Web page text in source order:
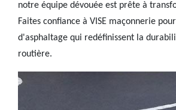
notre équipe dévouée est prête à
Faites confiance à VISE maçonnerie
d'asphaltage qui redéfinissent la
routière.